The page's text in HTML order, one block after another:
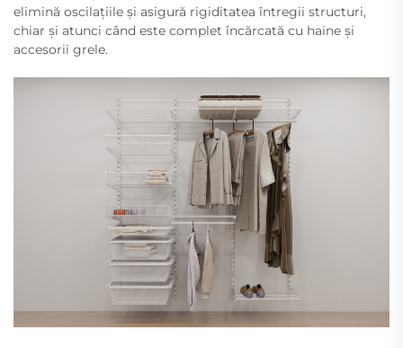
elimină oscilațiile și asigură rigiditatea întregii structuri,
chiar și atunci când este complet încărcată cu haine și
accesorii grele.